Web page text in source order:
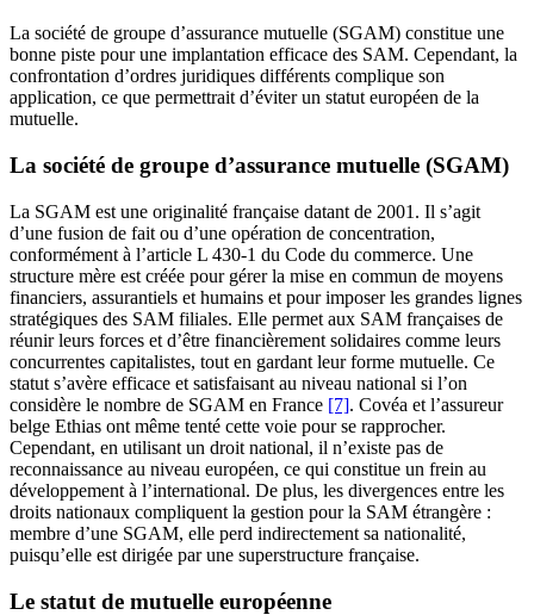
La société de groupe d’assurance mutuelle (SGAM) constitue une
bonne piste pour une implantation efficace des SAM. Cependant, la
confrontation d’ordres juridiques différents complique son
application, ce que permettrait d’éviter un statut européen de la
mutuelle.
La société de groupe d’assurance mutuelle (SGAM)
La SGAM est une originalité française datant de 2001. Il s’agit
d’une fusion de fait ou d’une opération de concentration,
conformément à l’article L 430-1 du Code du commerce. Une
structure mère est créée pour gérer la mise en commun de moyens
financiers, assurantiels et humains et pour imposer les grandes lignes
stratégiques des SAM filiales. Elle permet aux SAM françaises de
réunir leurs forces et d’être financièrement solidaires comme leurs
concurrentes capitalistes, tout en gardant leur forme mutuelle. Ce
statut s’avère efficace et satisfaisant au niveau national si l’on
considère le nombre de SGAM en France [7]. Covéa et l’assureur
belge Ethias ont même tenté cette voie pour se rapprocher.
Cependant, en utilisant un droit national, il n’existe pas de
reconnaissance au niveau européen, ce qui constitue un frein au
développement à l’international. De plus, les divergences entre les
droits nationaux compliquent la gestion pour la SAM étrangère :
membre d’une SGAM, elle perd indirectement sa nationalité,
puisqu’elle est dirigée par une superstructure française.
Le statut de mutuelle européenne